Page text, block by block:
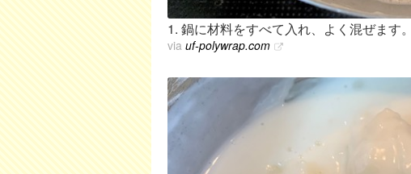
1. 鍋に材料をすべて入れ、よく混ぜます。
via uf-polywrap.com